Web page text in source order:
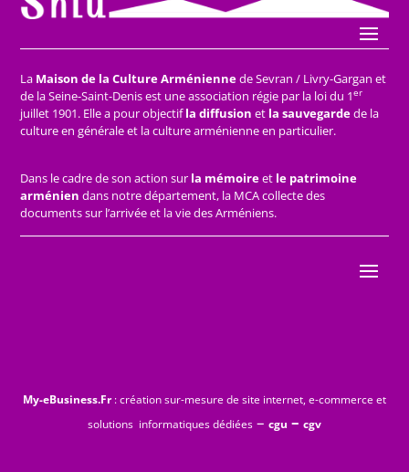
La Maison de la Culture Arméniennede Sevran / Livry-Gargan et
de la Seine-Saint-Denis est une association régie par la loi du 1er
juillet 1901. Elle a pour objectifla diffusion et la sauvegardede la
culture en générale et la culture arménienne en particulier.
Dans le cadre de son action sur la mémoireet le patrimoine
arménien dans notre département, la MCA collecte des
documents sur l’arrivée et la vie des Arméniens.
My-eBusiness.Fr: création sur-mesure de site internet, e-commerce et
solutions informatiques dédiées – cgu – cgv